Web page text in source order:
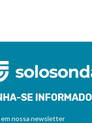
SE INFORMADO
nossa newsletter